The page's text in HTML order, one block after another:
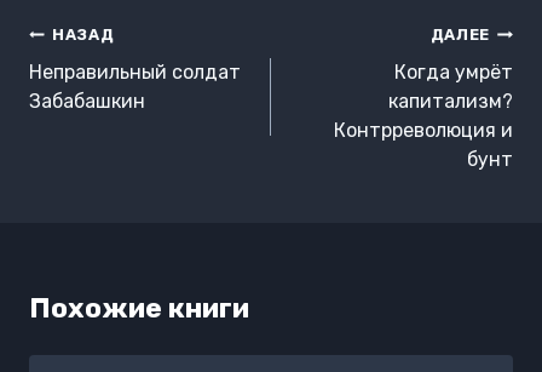
Навигация
по
записям
НАЗАД
Неправильный солдат
Забабашкин
ДАЛЕЕ
Когда умрёт
капитализм?
Контрреволюция и
бунт
Похожие книги